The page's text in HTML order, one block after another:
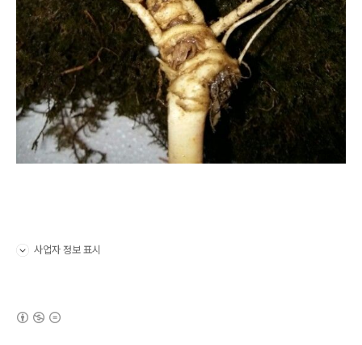
사업자 정보 표시